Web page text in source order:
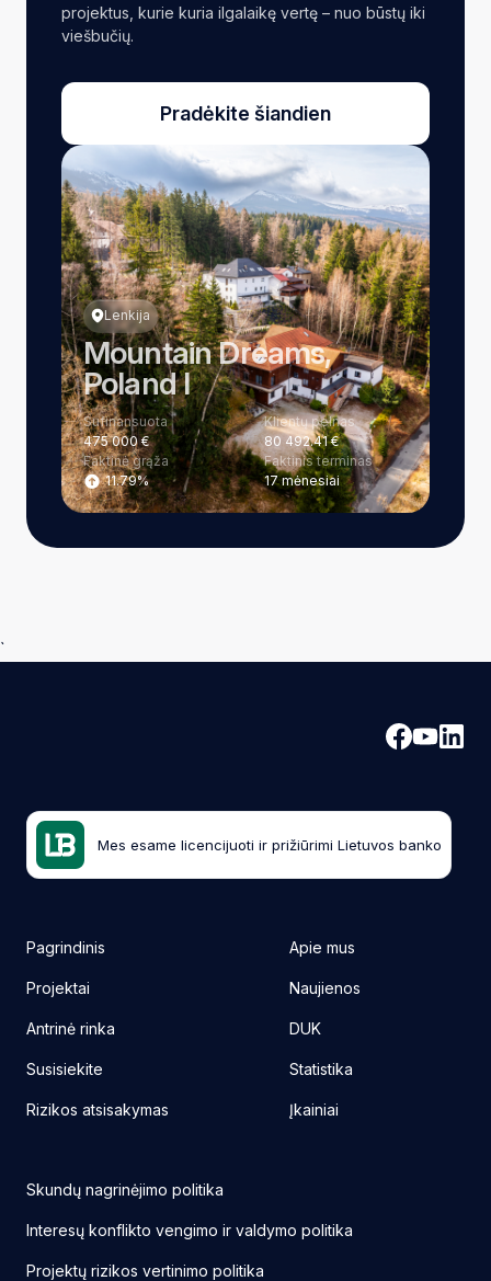
projektus, kurie kuria ilgalaikę vertę – nuo būstų iki
viešbučių.
Pradėkite šiandien
Mountain Dreams,
Poland I
Lenkija
Sufinansuota
475 000 €
Klientų pelnas
80 492.41 €
Faktinė grąža
11.79%
Faktinis terminas
17 mėnesiai
`
Mes esame licencijuoti ir prižiūrimi Lietuvos banko
Pagrindinis
Projektai
Antrinė rinka
Susisiekite
Rizikos atsisakymas
Apie mus
Naujienos
DUK
Statistika
Įkainiai
Skundų nagrinėjimo politika
Interesų konflikto vengimo ir valdymo politika
Projektų rizikos vertinimo politika